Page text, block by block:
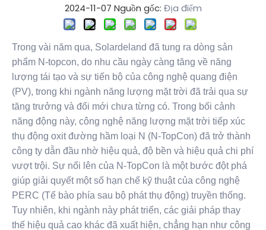
2024-11-07 Nguồn gốc: Địa điểm
Trong vài năm qua, Solardeland đã tung ra dòng sản
phẩm N-topcon, do nhu cầu ngày càng tăng về năng
lượng tái tạo và sự tiến bộ của công nghệ quang điện
(PV), trong khi ngành năng lượng mặt trời đã trải qua sự
tăng trưởng và đổi mới chưa từng có. Trong bối cảnh
năng động này, công nghệ năng lượng mặt trời tiếp xúc
thụ động oxit đường hầm loại N (N-TopCon) đã trở thành
công ty dẫn đầu nhờ hiệu quả, độ bền và hiệu quả chi phí
vượt trội. Sự nổi lên của N-TopCon là một bước đột phá
giúp giải quyết một số hạn chế kỹ thuật của công nghệ
PERC (Tế bào phía sau bộ phát thụ động) truyền thống.
Tuy nhiên, khi ngành này phát triển, các giải pháp thay
thế hiệu quả cao khác đã xuất hiện, chẳng hạn như công